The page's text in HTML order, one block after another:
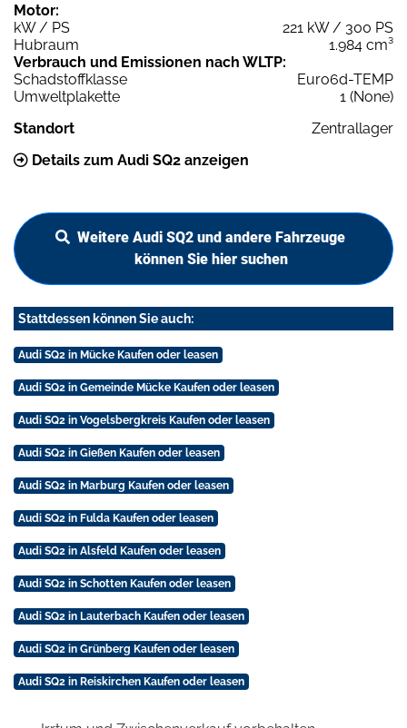
Motor:
kW / PS
221 kW / 300 PS
Hubraum
1.984 cm³
Verbrauch und Emissionen nach WLTP:
Schadstoffklasse
Euro6d-TEMP
Umweltplakette
1 (None)
Standort
Zentrallager
Details zum Audi SQ2 anzeigen
Weitere Audi SQ2 und andere Fahrzeuge
können Sie hier suchen
Stattdessen können Sie auch:
Audi SQ2 in Mücke Kaufen oder leasen
Audi SQ2 in Gemeinde Mücke Kaufen oder leasen
Audi SQ2 in Vogelsbergkreis Kaufen oder leasen
Audi SQ2 in Gießen Kaufen oder leasen
Audi SQ2 in Marburg Kaufen oder leasen
Audi SQ2 in Fulda Kaufen oder leasen
Audi SQ2 in Alsfeld Kaufen oder leasen
Audi SQ2 in Schotten Kaufen oder leasen
Audi SQ2 in Lauterbach Kaufen oder leasen
Audi SQ2 in Grünberg Kaufen oder leasen
Audi SQ2 in Reiskirchen Kaufen oder leasen